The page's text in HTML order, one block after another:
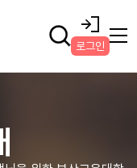
로그인